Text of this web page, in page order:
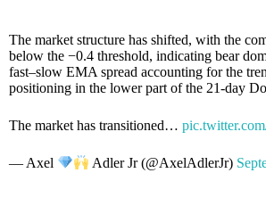
The market structure has shifted, with the
below the −0.4 threshold, indicating bear
fast–slow EMA spread accounting for the
positioning in the lower part of the 21-day
The market has transitioned…
— Axel Adler Jr (@AxelAdlerJr)